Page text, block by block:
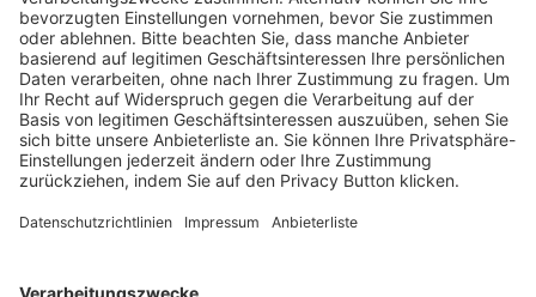
Schulungsangebot Vereinsmitarbeiter
BFV-Geschäftsstellen
Trainerbörse
Login SpielPlus
FOLGE DEM BFV